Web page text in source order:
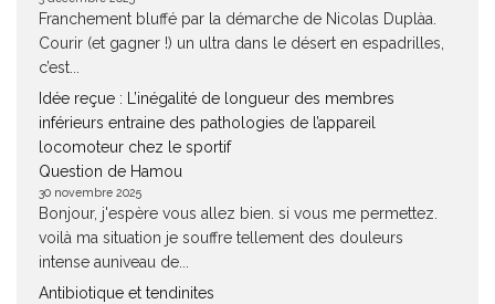
Franchement bluffé par la démarche de Nicolas Duplàa.
Courir (et gagner !) un ultra dans le désert en espadrilles,
c’est...
Idée reçue : L’inégalité de longueur des membres
inférieurs entraine des pathologies de l’appareil
locomoteur chez le sportif
Question de Hamou
30 novembre 2025
Bonjour, j'espère vous allez bien. si vous me permettez.
voilà ma situation je souffre tellement des douleurs
intense auniveau de...
Antibiotique et tendinites